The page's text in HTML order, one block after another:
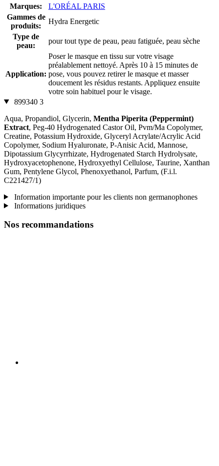
Marques:
L'ORÉAL PARIS
Gammes de
produits:
Hydra Energetic
Type de
peau:
pour tout type de peau, peau fatiguée, peau sèche
Application:
Poser le masque en tissu sur votre visage
préalablement nettoyé. Après 10 à 15 minutes de
pose, vous pouvez retirer le masque et masser
doucement les résidus restants. Appliquez ensuite
votre soin habituel pour le visage.
899340 3
Aqua, Propandiol, Glycerin, Mentha Piperita (Peppermint)
Extract, Peg-40 Hydrogenated Castor Oil, Pvm/Ma Copolymer,
Creatine, Potassium Hydroxide, Glyceryl Acrylate/Acrylic Acid
Copolymer, Sodium Hyaluronate, P-Anisic Acid, Mannose,
Dipotassium Glycyrrhizate, Hydrogenated Starch Hydrolysate,
Hydroxyacetophenone, Hydroxyethyl Cellulose, Taurine, Xanthan
Gum, Pentylene Glycol, Phenoxyethanol, Parfum, (F.i.l.
C221427/1)
Information importante pour les clients non germanophones
Informations juridiques
Nos recommandations